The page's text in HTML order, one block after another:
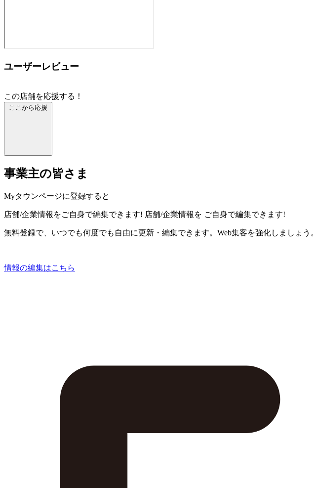
ユーザーレビュー
この店舗を応援する！
ここから応援
事業主の皆さま
Myタウンページに登録すると
店舗/企業情報をご自身で編集できます! 店舗/企業情報を ご自身で編集できます!
無料登録で、いつでも何度でも自由に更新・編集できます。Web集客を強化しましょう。
情報の編集はこちら